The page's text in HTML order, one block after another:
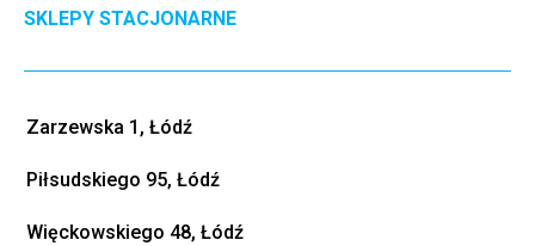
SKLEPY STACJONARNE
Zarzewska 1, Łódź
Piłsudskiego 95, Łódź
Więckowskiego 48, Łódź